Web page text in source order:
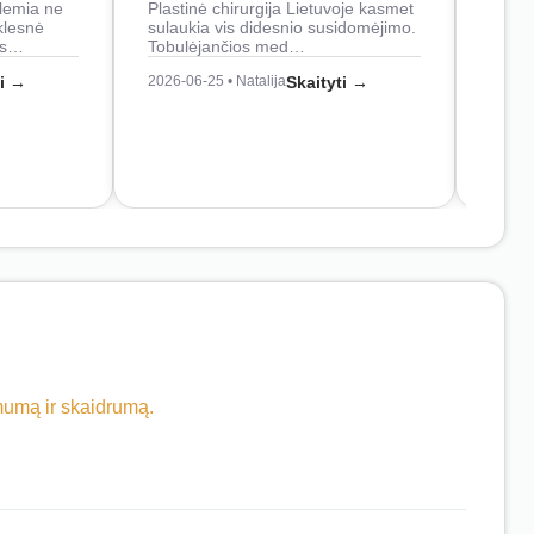
ne
→
Plastinė chirurgija Lietuvoje kasmet
sulaukia vis didesnio susidomėjimo.
Tobulėjančios med…
2026-06-25 • NatalijaSkaityti →
ir skaidrumą.